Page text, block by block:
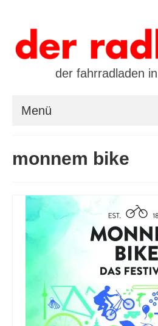
der fahrradladen
Menü
öffnungszeiten / kontakt
leasing / finanzierung
preistool
specials
tout terrain pamir / appia
monnem bike